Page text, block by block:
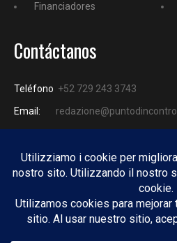
Financiadores
Contáctanos
Teléfono +52 729 243 3743
Email: